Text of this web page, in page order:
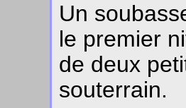
Un
le premier
de deux
souterrain.